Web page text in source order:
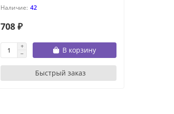
42
708 ₽
В корзину
Быстрый заказ